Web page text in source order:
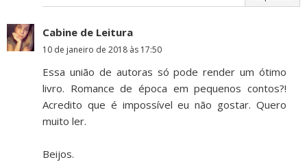
Cabine de Leitura
10 de janeiro de 2018 às 17:50
Essa união de autoras só pode render um ótimo
livro. Romance de época em pequenos contos?!
Acredito que é impossível eu não gostar. Quero
muito ler.
Beijos.